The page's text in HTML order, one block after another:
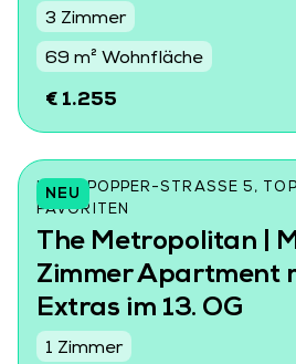
3 Zimmer
69 m² Wohnfläche
€ 1.255
NEU
KARL-POPPER-STRASSE 5,
AVORITEN
The Metropolitan |
Zimmer Apartment
Extras im 13. OG
1 Zimmer